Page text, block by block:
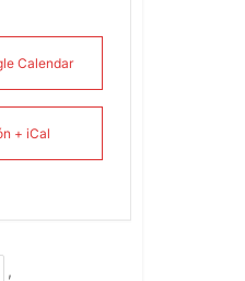
Calendar
+ iCal
,